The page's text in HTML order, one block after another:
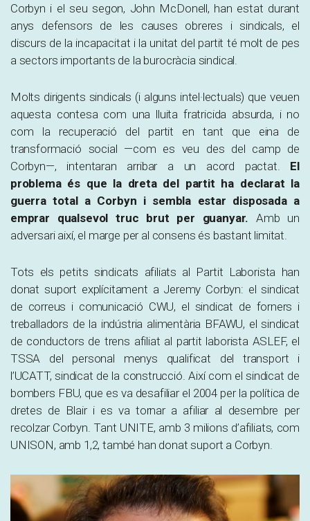
Corbyn i el seu segon, John McDonell, han estat durant
anys defensors de les causes obreres i sindicals, el
discurs de la incapacitat i la unitat del partit té molt de pes
a sectors importants de la burocràcia sindical.
Molts dirigents sindicals (i alguns intel·lectuals) que veuen
aquesta contesa com una lluita fratricida absurda, i no
com la recuperació del partit en tant que eina de
transformació social —com es veu des del camp de
Corbyn—, intentaran arribar a un acord pactat. El
problema és que la dreta del partit ha declarat la
guerra total a Corbyn i sembla estar disposada a
emprar qualsevol truc brut per guanyar. Amb un
adversari així, el marge per al consens és bastant limitat.
Tots els petits sindicats afiliats al Partit Laborista han
donat suport explícitament a Jeremy Corbyn: el sindicat
de correus i comunicació CWU, el sindicat de forners i
treballadors de la indústria alimentària BFAWU, el sindicat
de conductors de trens afiliat al partit laborista ASLEF, el
TSSA del personal menys qualificat del transport i
l’UCATT, sindicat de la construcció. Així com el sindicat de
bombers FBU, que es va desafiliar el 2004 per la política de
dretes de Blair i es va tornar a afiliar al desembre per
recolzar Corbyn. Tant UNITE, amb 3 milions d’afiliats, com
UNISON, amb 1,2, també han donat suport a Corbyn.